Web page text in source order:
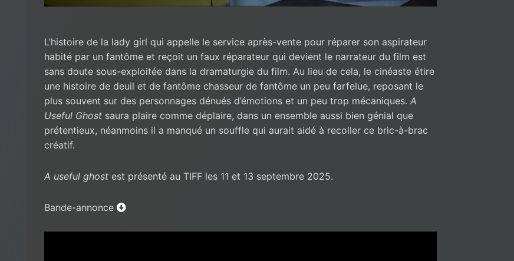
L’histoire de la lady girl qui appelle le service après-vente pour réparer son aspirateur
habité par un fantôme et reçoit un faux réparateur qui devient le narrateur du film est
sans doute sous-exploitée dans la dramaturgie du film. Au lieu de cela, le cinéaste étire
une histoire de deuil et de fantôme chasseur de fantôme un peu farfelue, reposant le
plus souvent sur des personnages dénués d’émotions et un peu trop mécaniques. A
Useful Ghost saura plaire comme déplaire, dans un ensemble aussi bien génial que
prétentieux, néanmoins il a manqué un souffle qui aurait aidé à recoller ce bric-à-brac
créatif.
A useful ghost est présenté au TIFF les 11 et 13 septembre 2025.
Bande-annonce